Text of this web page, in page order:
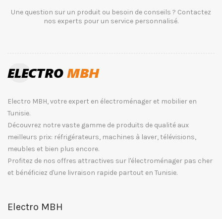
Une question sur un produit ou besoin de conseils ? Contactez
nos experts pour un service personnalisé.
Electro MBH, votre expert en électroménager et mobilier en
Tunisie.
Découvrez notre vaste gamme de produits de qualité aux
meilleurs prix: réfrigérateurs, machines à laver, télévisions,
meubles et bien plus encore.
Profitez de nos offres attractives sur l'électroménager pas cher
et bénéficiez d'une livraison rapide partout en Tunisie.
Electro MBH